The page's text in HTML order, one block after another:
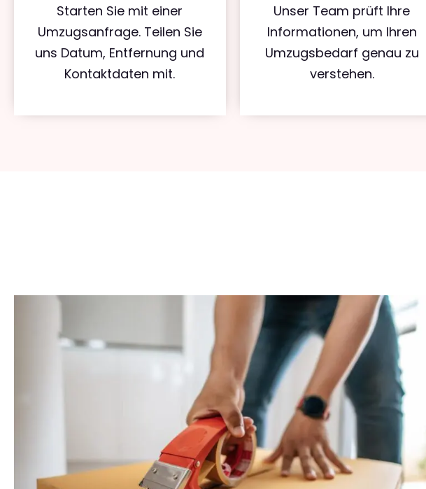
Starten Sie mit einer
Umzugsanfrage. Teilen Sie
uns Datum, Entfernung und
Kontaktdaten mit.
Unser Team prüft Ihre
Informationen, um Ihren
Umzugsbedarf genau zu
verstehen.